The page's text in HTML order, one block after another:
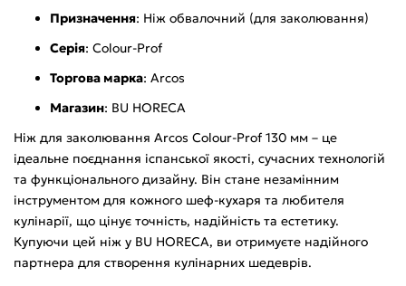
Призначення: Ніж обвалочний (для заколювання)
Серія: Colour-Prof
Торгова марка: Arcos
Магазин: BU HORECA
Ніж для заколювання Arcos Colour-Prof 130 мм – це
ідеальне поєднання іспанської якості, сучасних технологій
та функціонального дизайну. Він стане незамінним
інструментом для кожного шеф-кухаря та любителя
кулінарії, що цінує точність, надійність та естетику.
Купуючи цей ніж у BU HORECA, ви отримуєте надійного
партнера для створення кулінарних шедеврів.